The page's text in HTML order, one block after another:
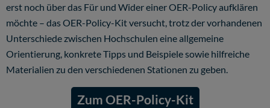
erst noch über das Für und Wider einer OER-Policy aufklären
möchte – das OER-Policy-Kit versucht, trotz der vorhandenen
Unterschiede zwischen Hochschulen eine allgemeine
Orientierung, konkrete Tipps und Beispiele sowie hilfreiche
Materialien zu den verschiedenen Stationen zu geben.
Zum OER-Policy-Kit